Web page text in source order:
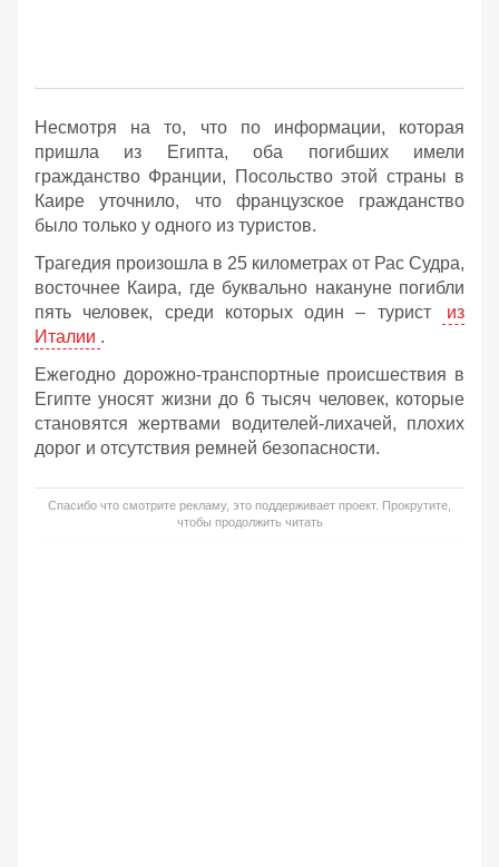
Несмотря на то, что по информации, которая
пришла из Египта, оба погибших имели
гражданство Франции, Посольство этой страны в
Каире уточнило, что французское гражданство
было только у одного из туристов.
Трагедия произошла в 25 километрах от Рас Судра,
восточнее Каира, где буквально накануне погибли
пять человек, среди которых один – турист
из
Италии .
Ежегодно дорожно-транспортные происшествия в
Египте уносят жизни до 6 тысяч человек, которые
становятся жертвами водителей-лихачей, плохих
дорог и отсутствия ремней безопасности.
Спасибо что смотрите рекламу, это поддерживает проект. Прокрутите,
чтобы продолжить читать